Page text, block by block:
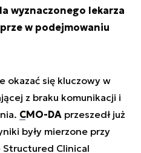
wyznaczonego lekarza
w podejmowaniu
okazać się kluczowy w
z braku komunikacji i
CMO-DA przeszedł już
były mierzone przy
Clinical